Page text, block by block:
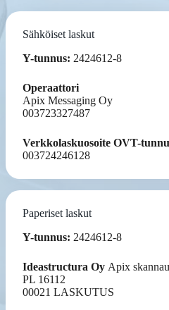
Sähköiset laskut
Y-tunnus: 2424612-8
Operaattori
Apix Messaging Oy
003723327487
Verkkolaskuosoite OVT-
003724246128
Paperiset laskut
Y-tunnus: 2424612-8
Ideastructura Oy Apix
PL 16112
00021 LASKUTUS